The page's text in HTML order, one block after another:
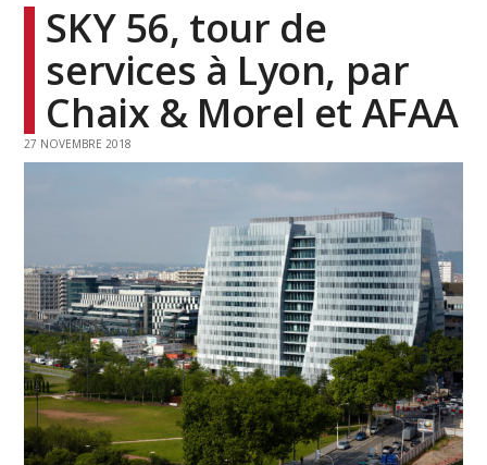
SKY 56, tour de
services à Lyon, par
Chaix & Morel et AFAA
27 NOVEMBRE 2018